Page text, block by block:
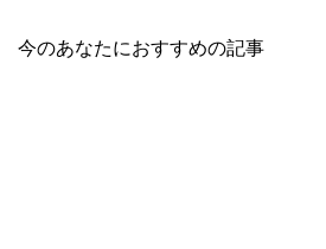
今のあなたにおすすめの記事